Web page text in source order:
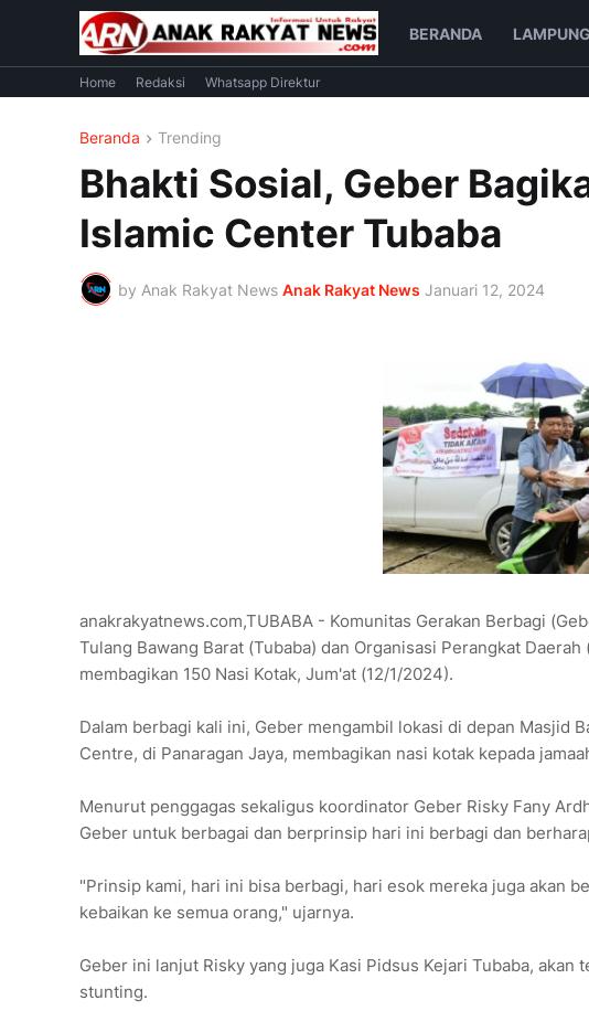
BERANDA LAMPUNG
Home Redaksi Whatsapp Direktur
Beranda Trending
Bhakti Sosial, Geber
Islamic Center Tubaba
by Anak Rakyat News Anak Rakyat News Januari 12, 2024
anakrakyatnews.com,TUBABA - Komunitas Gerakan Berbagi
Tulang Bawang Barat (Tubaba) dan Organisasi Perangkat
membagikan 150 Nasi Kotak, Jum'at (12/1/2024).
Dalam berbagi kali ini, Geber mengambil lokasi di depan Masjid
Centre, di Panaragan Jaya, membagikan nasi kotak kepada
Menurut penggagas sekaligus koordinator Geber Risky Fany
Geber untuk berbagai dan berprinsip hari ini berbagi dan
"Prinsip kami, hari ini bisa berbagi, hari esok mereka juga akan
kebaikan ke semua orang," ujarnya.
Geber ini lanjut Risky yang juga Kasi Pidsus Kejari Tubaba,
stunting.